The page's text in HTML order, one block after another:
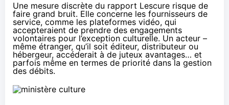
Une mesure discrète du rapport Lescure risque de
faire grand bruit. Elle concerne les fournisseurs de
service, comme les plateformes vidéo, qui
accepteraient de prendre des engagements
volontaires pour l’exception culturelle. Un acteur –
même étranger, qu’il soit éditeur, distributeur ou
hébergeur, accéderait à de juteux avantages… et
parfois même en termes de priorité dans la gestion
des débits.